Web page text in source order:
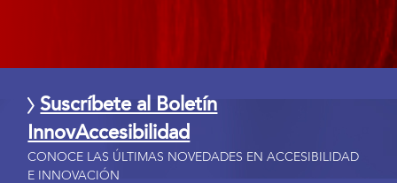
Suscríbete al Boletín
InnovAccesibilidad
CONOCE LAS ÚLTIMAS NOVEDADES EN ACCESIBILIDAD
E INNOVACIÓN